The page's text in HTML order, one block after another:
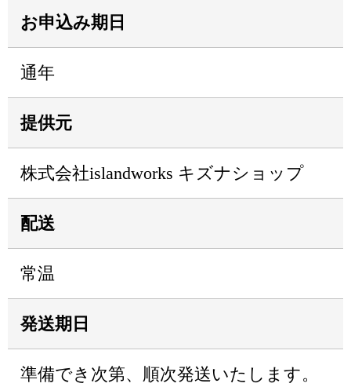
お申込み期日
通年
提供元
株式会社islandworks キズナショップ
配送
常温
発送期日
準備でき次第、順次発送いたします。